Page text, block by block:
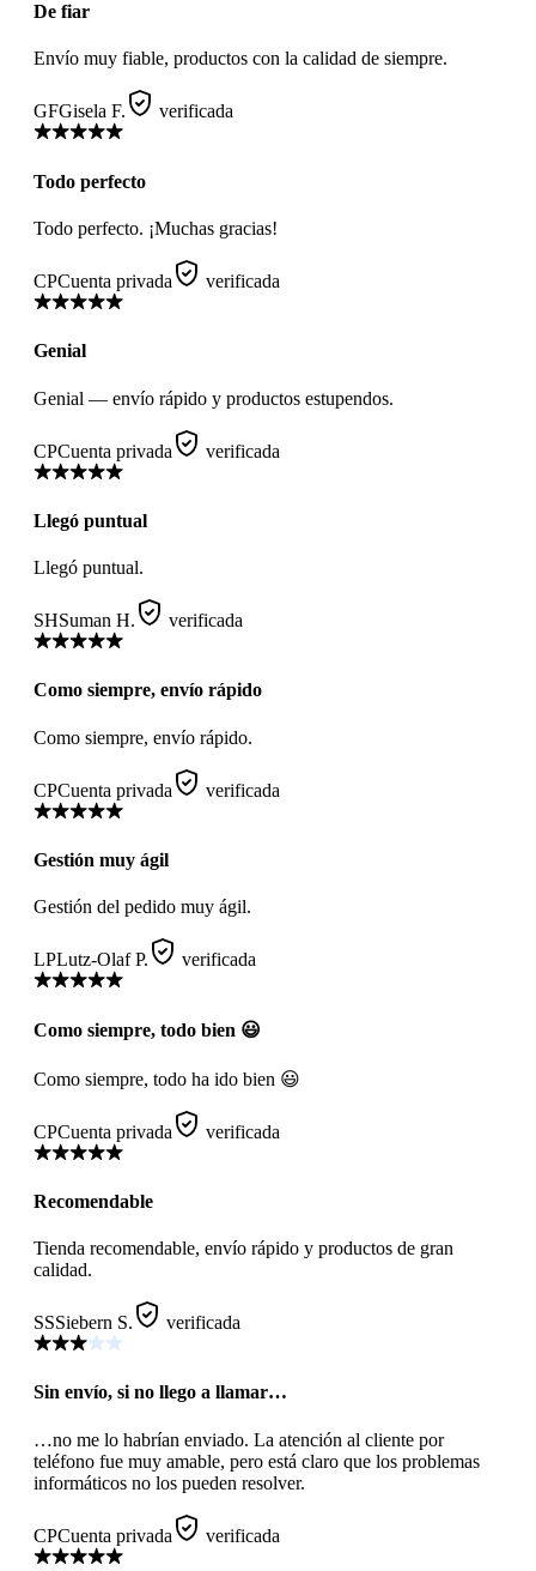
De fiar
Envío muy fiable, productos con la calidad de siempre.
GFGisela F. verificada
Todo perfecto
Todo perfecto. ¡Muchas gracias!
CPCuenta privada verificada
Genial
Genial — envío rápido y productos estupendos.
CPCuenta privada verificada
Llegó puntual
Llegó puntual.
SHSuman H. verificada
Como siempre, envío rápido
Como siempre, envío rápido.
CPCuenta privada verificada
Gestión muy ágil
Gestión del pedido muy ágil.
LPLutz-Olaf P. verificada
Como siempre, todo bien 😃
Como siempre, todo ha ido bien 😃
CPCuenta privada verificada
Recomendable
Tienda recomendable, envío rápido y productos de gran
calidad.
SSSiebern S. verificada
Sin envío, si no llego a llamar…
…no me lo habrían enviado. La atención al cliente por
teléfono fue muy amable, pero está claro que los problemas
informáticos no los pueden resolver.
CPCuenta privada verificada